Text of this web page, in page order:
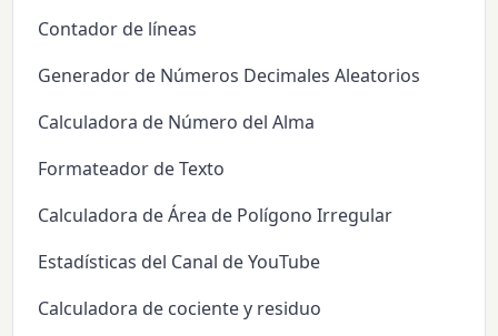
Contador de líneas
Generador de Números Decimales Aleatorios
Calculadora de Número del Alma
Formateador de Texto
Calculadora de Área de Polígono Irregular
Estadísticas del Canal de YouTube
Calculadora de cociente y residuo